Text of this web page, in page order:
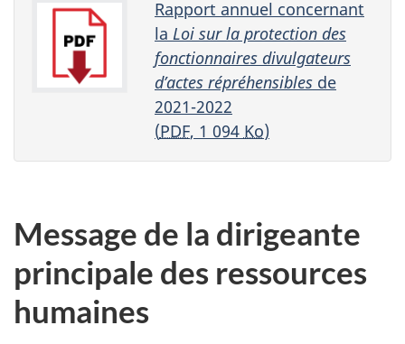
Rapport annuel concernant
la Loi sur la protection des
fonctionnaires divulgateurs
d’actes répréhensiblesde
2021-2022
(PDF, 1 094 Ko)
Message de la dirigeante
principale des ressources
humaines